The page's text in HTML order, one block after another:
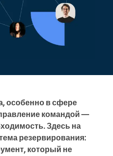
особенно в сфере
командой —
Здесь на
резервирования:
который не